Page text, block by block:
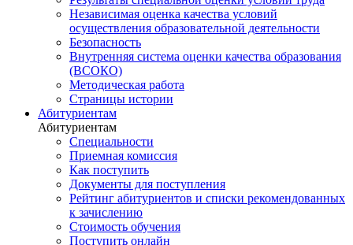
Независимая оценка качества условий
осуществления образовательной деятельности
Безопасность
Внутренняя система оценки качества образования
(ВСОКО)
Методическая работа
Страницы истории
Абитуриентам
Абитуриентам
Специальности
Приемная комиссия
Как поступить
Документы для поступления
Рейтинг абитуриентов и списки рекомендованных
к зачислению
Стоимость обучения
Поступить онлайн